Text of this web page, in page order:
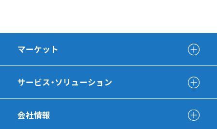
マーケット
サービス・ソリューション
会社情報